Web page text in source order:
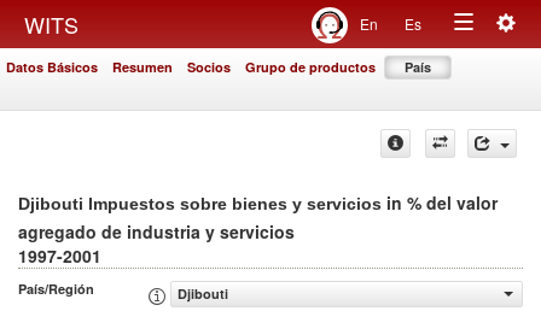
WITS En Es
Toggle
Datos Básicos Resumen Socios Grupo de productos País
Djibouti Impuestos sobre bienes y servicios in % del valor
agregado de industria y servicios
1997-2001
País/Región
Djibouti